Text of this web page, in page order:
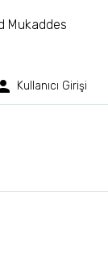
Mukaddes
Kullanıcı Girişi